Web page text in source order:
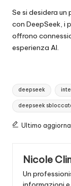
Se si desidera
con DeepSeek, i
offrono
esperienza AI.
Tag:
deepseek
deepseek
Ultimo
Nicole
Un